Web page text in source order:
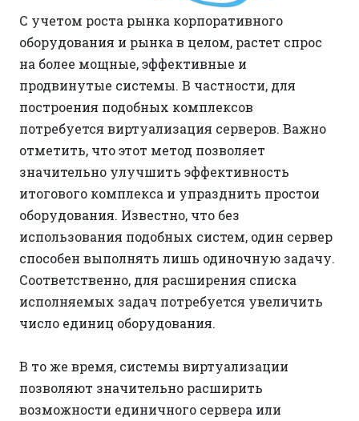
С учетом роста рынка корпоративного
оборудования и рынка в целом, растет спрос
на более мощные, эффективные и
продвинутые системы. В частности, для
построения подобных комплексов
потребуется виртуализация серверов. Важно
отметить, что этот метод позволяет
значительно улучшить эффективность
итогового комплекса и упразднить простои
оборудования. Известно, что без
использования подобных систем, один сервер
способен выполнять лишь одиночную задачу.
Соответственно, для расширения списка
исполняемых задач потребуется увеличить
число единиц оборудования.
В то же время, системы виртуализации
позволяют значительно расширить
возможности единичного сервера или